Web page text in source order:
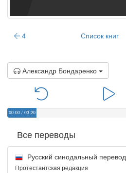
4 Список книг
Александр Бондаренко
00:00 / 03:20
Все переводы
Русский синодальный перевод
Протестантская редакция